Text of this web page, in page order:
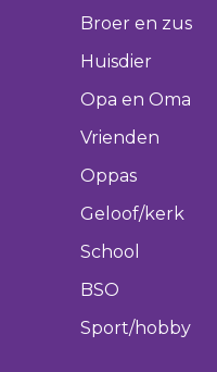
Broer en zus
Huisdier
Opa en Oma
Vrienden
Oppas
Geloof/kerk
School
BSO
Sport/hobby